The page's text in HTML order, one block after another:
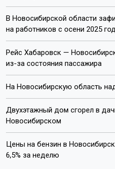
В Новосибирской области
на работников с осени 2025
Рейс Хабаровск —
из-за состояния пассажира
На Новосибирскую область
Двухэтажный дом сгорел в
Новосибирском
Цены на бензин в
6,5% за неделю